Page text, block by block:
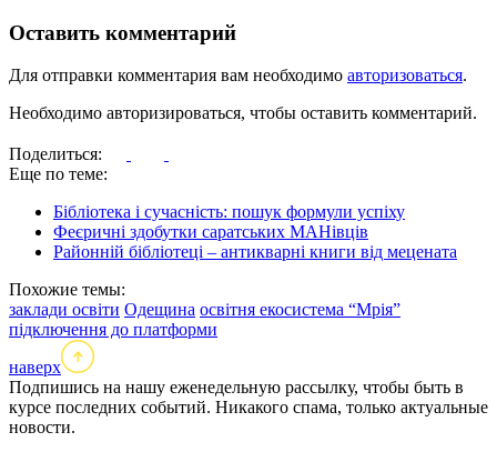
Оставить комментарий
Для отправки комментария вам необходимо авторизоваться.
Необходимо авторизироваться, чтобы оставить комментарий.
Поделиться:
Еще по теме:
Бібліотека і сучасність: пошук формули успіху
Феєричні здобутки саратських МАНівців
Районній бібліотеці – антикварні книги від мецената
Похожие темы:
заклади освіти Одещина освітня екосистема “Мрія”
підключення до платформи
наверх
Подпишись на нашу еженедельную рассылку, чтобы быть в
курсе последних событий. Никакого спама, только актуальные
новости.